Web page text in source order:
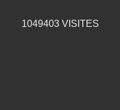
1049403VISITES